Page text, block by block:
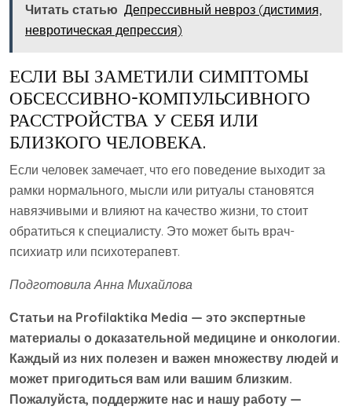
Читать статью Депрессивный невроз (дистимия,
невротическая депрессия)
ЕСЛИ ВЫ ЗАМЕТИЛИ СИМПТОМЫ
ОБСЕССИВНО-КОМПУЛЬСИВНОГО
РАССТРОЙСТВА У СЕБЯ ИЛИ
БЛИЗКОГО ЧЕЛОВЕКА.
Если человек замечает, что его поведение выходит за
рамки нормального, мысли или ритуалы становятся
навязчивыми и влияют на качество жизни, то стоит
обратиться к специалисту. Это может быть врач-
психиатр или психотерапевт.
Подготовила Анна Михайлова
Статьи на Profilaktika Media — это экспертные
материалы о доказательной медицине и онкологии.
Каждый из них полезен и важен множеству людей и
может пригодиться вам или вашим близким.
Пожалуйста, поддержите нас и нашу работу —